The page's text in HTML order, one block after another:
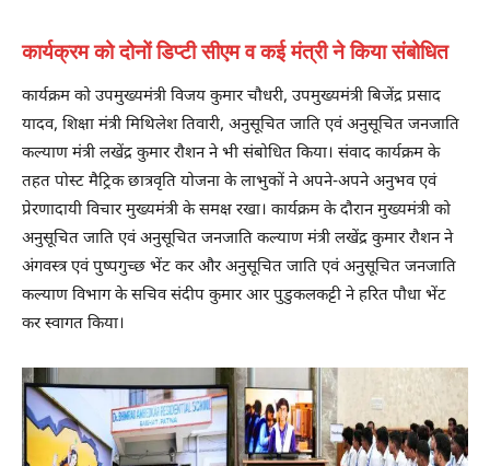
कार्यक्रम को दोनों डिप्टी सीएम व कई मंत्री ने किया संबोधित
कार्यक्रम को उपमुख्यमंत्री विजय कुमार चौधरी, उपमुख्यमंत्री बिजेंद्र प्रसाद
यादव, शिक्षा मंत्री मिथिलेश तिवारी, अनुसूचित जाति एवं अनुसूचित जनजाति
कल्याण मंत्री लखेंद्र कुमार रौशन ने भी संबोधित किया। संवाद कार्यक्रम के
तहत पोस्ट मैट्रिक छात्रवृति योजना के लाभुकों ने अपने-अपने अनुभव एवं
प्रेरणादायी विचार मुख्यमंत्री के समक्ष रखा। कार्यक्रम के दौरान मुख्यमंत्री को
अनुसूचित जाति एवं अनुसूचित जनजाति कल्याण मंत्री लखेंद्र कुमार रौशन ने
अंगवस्त्र एवं पुष्पगुच्छ भेंट कर और अनुसूचित जाति एवं अनुसूचित जनजाति
कल्याण विभाग के सचिव संदीप कुमार आर पुडुकलकट्टी ने हरित पौधा भेंट
कर स्वागत किया।